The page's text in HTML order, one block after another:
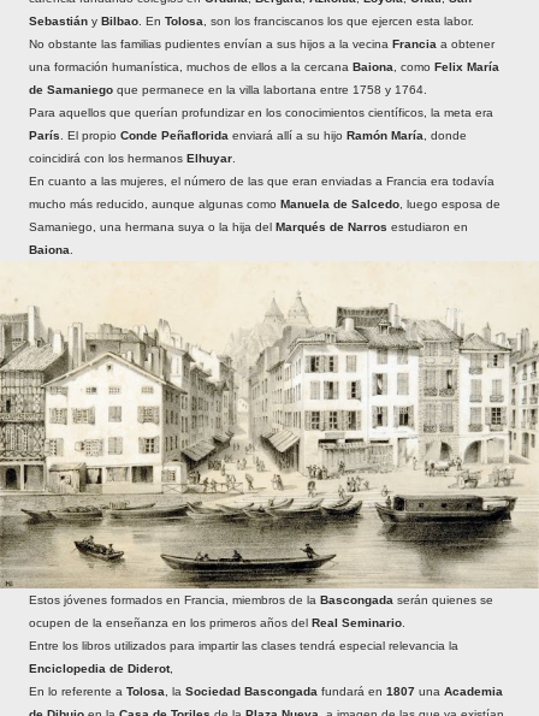
Sebastián y Bilbao . En Tolosa , son los franciscanos los que ejercen esta labor.
No obstante las familias pudientes envían a sus hijos a la vecina Francia a obtener
una formación humanística, muchos de ellos a la cercana Baiona , como Felix María
de Samaniego que permanece en la villa labortana entre 1758 y 1764.
Para aquellos que querían profundizar en los conocimientos científicos, la meta era
París . El propio Conde Peñaflorida enviará allí a su hijo Ramón María , donde
coincidirá con los hermanos Elhuyar
En cuanto a las mujeres, el número de las que eran enviadas a Francia era todavía
mucho más reducido, aunque algunas como Manuela de Salcedo , luego esposa de
Samaniego, una hermana suya o la hija del Marqués de Narros estudiaron en
Baiona
Estos jóvenes formados en Francia, miembros de la Bascongada serán quienes se
ocupen de la enseñanza en los primeros años del Real Seminario
Entre los libros utilizados para impartir las clases tendrá especial relevancia la
Enciclopedia de Diderot,
En lo referente a Tolosa , la Sociedad Bascongada fundará en 1807 una Academia